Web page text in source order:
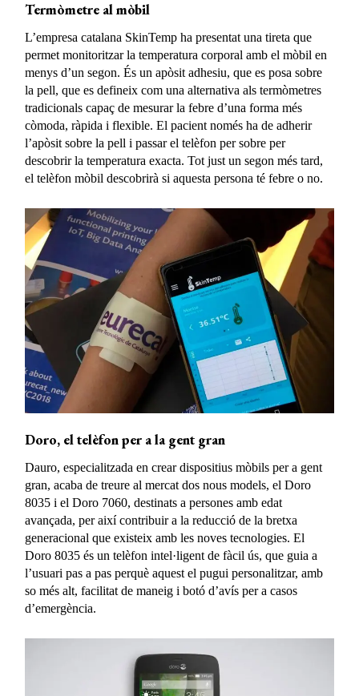
Termòmetre al mòbil
L’empresa catalana SkinTemp ha presentat una tireta que
permet monitoritzar la temperatura corporal amb el mòbil en
menys d’un segon. És un apòsit adhesiu, que es posa sobre
la pell, que es defineix com una alternativa als termòmetres
tradicionals capaç de mesurar la febre d’una forma més
còmoda, ràpida i flexible. El pacient només ha de adherir
l’apòsit sobre la pell i passar el telèfon per sobre per
descobrir la temperatura exacta. Tot just un segon més tard,
el telèfon mòbil descobrirà si aquesta persona té febre o no.
Doro, el telèfon per a la gent gran
Dauro, especialitzada en crear dispositius mòbils per a gent
gran, acaba de treure al mercat dos nous models, el Doro
8035 i el Doro 7060, destinats a persones amb edat
avançada, per així contribuir a la reducció de la bretxa
generacional que existeix amb les noves tecnologies. El
Doro 8035 és un telèfon intel·ligent de fàcil ús, que guia a
l’usuari pas a pas perquè aquest el pugui personalitzar, amb
so més alt, facilitat de maneig i botó d’avís per a casos
d’emergència.